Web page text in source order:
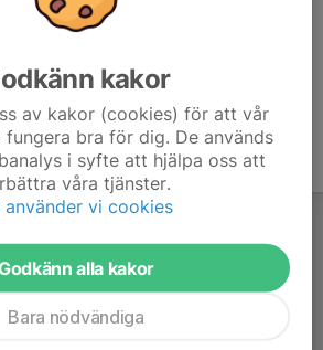
kakor
av kakor (cookies) för att vår
bra för dig. De används
i syfte att hjälpa oss att
våra tjänster.
använder vi cookies
alla kakor
Bara nödvändiga